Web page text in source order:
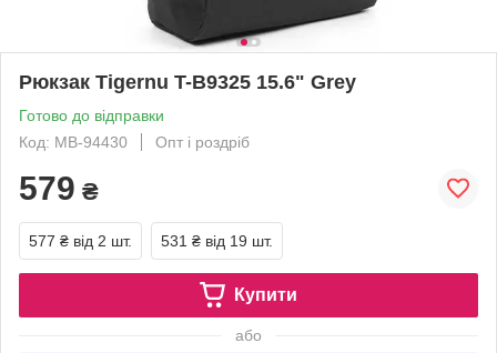
Рюкзак Tigernu T-B9325 15.6" Grey
Готово до відправки
Код: MB-94430
Опт і роздріб
579 ₴
577 ₴ від 2 шт. 531 ₴ від 19 шт.
Купити
або